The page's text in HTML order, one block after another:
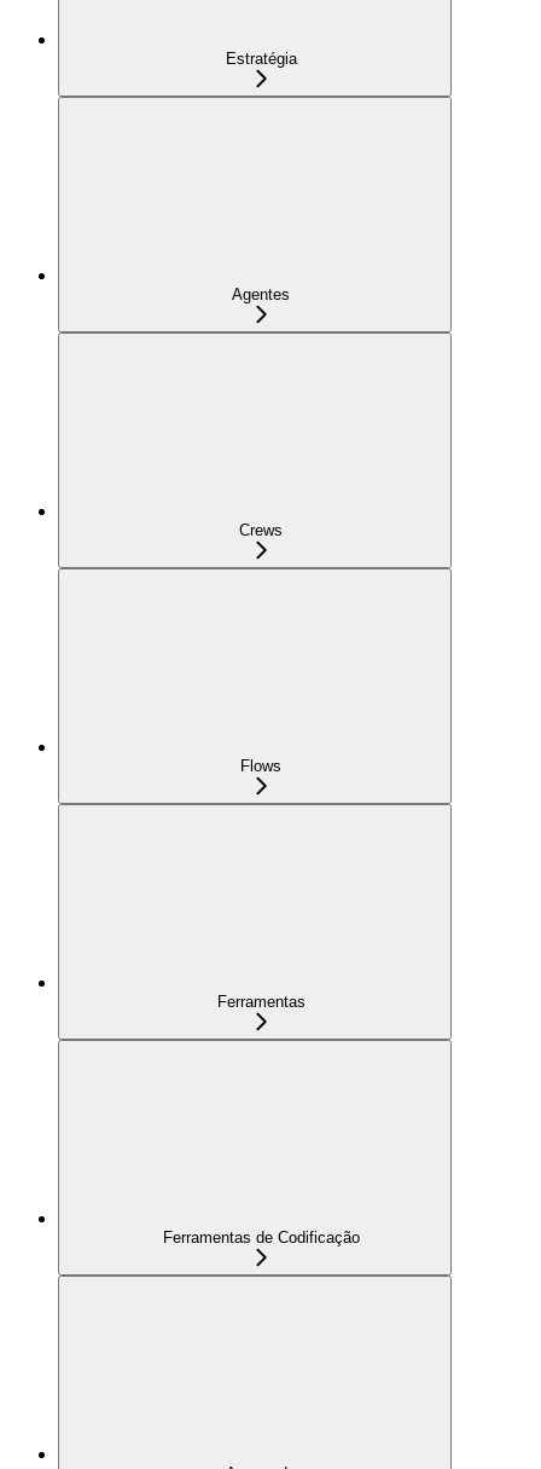
Estratégia
Agentes
Crews
Flows
Ferramentas
Ferramentas de Codificação